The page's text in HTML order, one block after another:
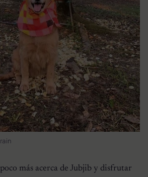
más acerca de Jubjib y disfrutar